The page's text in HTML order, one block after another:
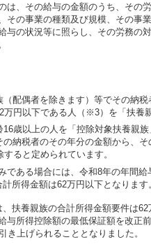
は、その給与の金額のうち、その
その事業の種類及び規模、その事
与の状況等に照らし、その労務の
配偶者を除きます）等でその納税
万円以下である人（※3）を「扶養
歳以上の人を「控除対象扶養親
納税者のその年分の金額から、
ると定められています。
である場合には、令和8年の年間
所得金額は62万円以下となります
扶養親族の合計所得金額要件は
与所得控除額の最低保証額を改正
き上げられることとなりました。